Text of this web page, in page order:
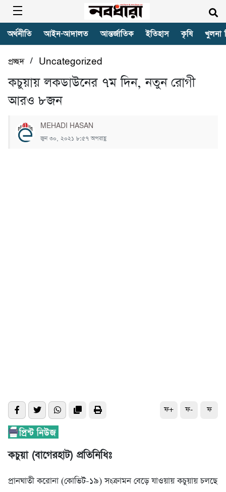
অর্থনীতি আইন-আদালত আন্তর্জাতিক ইতিহাস কৃষি খুলনা
প্রচ্ছদ/ Uncategorized
কচুয়ায় লকডাউনের ৭ম দিন, নতুন রোগী
আরও ৮জন
MEHADI HASAN
জুন ৩০, ২০২১ ৮:৫৭ অপরাহ্ণ
ফ+ ফ- ফ
কচুয়া (বাগেরহাট) প্রতিনিধিঃ
প্রানঘাতী করোনা (কোভিট-১৯) সংক্রামন বেড়ে যাওয়ায় কচুয়ায় চলছে